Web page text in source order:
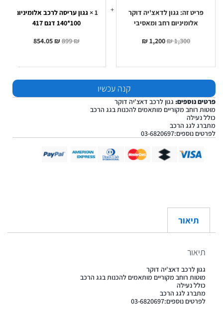
פריט זה: גגון לדאצ'יה דוקר
אלומיניום רחב ומאסיבי
1,300
₪
1,200
₪
1
×גגון עריסה לרכב אלומיניום
100*140 דגם 417
899₪
854.05₪
קנה עכשיו
פרטים נוספים: גגון לרכב דאצ'יה דוקר
מוטות רוחב מקוריים מותאמים להכנות בגג הרכב
כולל נעילה
מתברג לגג הרכב
לפרטים נוספים:03-6820697
תיאור
תיאור
גגון לרכב דאצ'יה דוקר
מוטות רוחב מקוריים מותאמים להכנות בגג הרכב
כולל נעילה
מתברג לגג הרכב
לפרטים נוספים:03-6820697